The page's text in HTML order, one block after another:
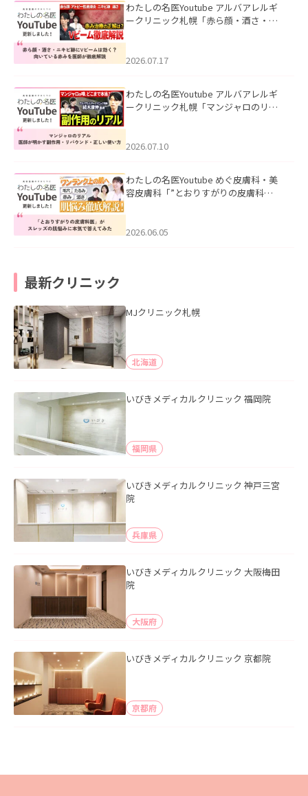
わたしの名医Youtube アルバアレルギ
ークリニック札幌「赤ら顔・酒さ・ニ
した。
2026.07.17
わたしの名医Youtube アルバアレルギ
ークリニック札幌「マンジャロのリア
た。
2026.07.10
わたしの名医Youtube めぐ皮膚科・美
容皮膚科「”とおりすがりの皮膚科
2026.06.05
最新クリニック
MJクリニック札幌
北海道
いびきメディカルクリニック 福岡院
福岡県
いびきメディカルクリニック 神戸三宮
院
兵庫県
いびきメディカルクリニック 大阪梅田
院
大阪府
いびきメディカルクリニック 京都院
京都府